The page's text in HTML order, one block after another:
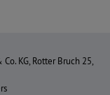
KG, Rotter Bruch 25,